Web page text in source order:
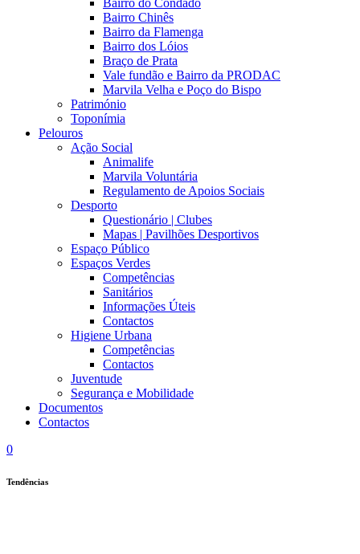
Bairro do Condado
Bairro Chinês
Bairro da Flamenga
Bairro dos Lóios
Braço de Prata
Vale fundão e Bairro da PRODAC
Marvila Velha e Poço do Bispo
Património
Toponímia
Pelouros
Ação Social
Animalife
Marvila Voluntária
Regulamento de Apoios Sociais
Desporto
Questionário | Clubes
Mapas | Pavilhões Desportivos
Espaço Público
Espaços Verdes
Competências
Sanitários
Informações Úteis
Contactos
Higiene Urbana
Competências
Contactos
Juventude
Segurança e Mobilidade
Documentos
Contactos
0
Tendências